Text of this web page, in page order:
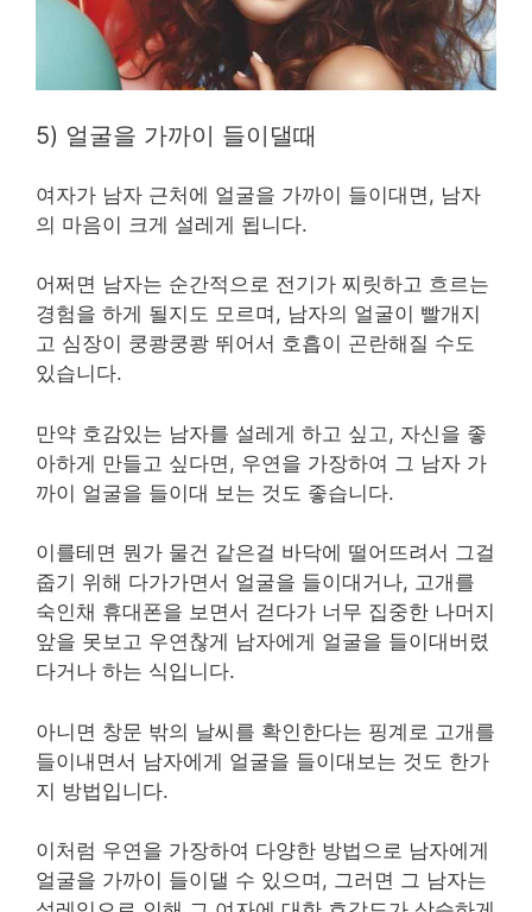
5) 얼굴을 가까이 들이댈때
여자가 남자 근처에 얼굴을 가까이 들이대면, 남자
의 마음이 크게 설레게 됩니다.
어쩌면 남자는 순간적으로 전기가 찌릿하고 흐르는
경험을 하게 될지도 모르며, 남자의 얼굴이 빨개지
고 심장이 쿵쾅쿵쾅 뛰어서 호흡이 곤란해질 수도
있습니다.
만약 호감있는 남자를 설레게 하고 싶고, 자신을 좋
아하게 만들고 싶다면, 우연을 가장하여 그 남자 가
까이 얼굴을 들이대 보는 것도 좋습니다.
이를테면 뭔가 물건 같은걸 바닥에 떨어뜨려서 그걸
줍기 위해 다가가면서 얼굴을 들이대거나, 고개를
숙인채 휴대폰을 보면서 걷다가 너무 집중한 나머지
앞을 못보고 우연찮게 남자에게 얼굴을 들이대버렸
다거나 하는 식입니다.
아니면 창문 밖의 날씨를 확인한다는 핑계로 고개를
들이내면서 남자에게 얼굴을 들이대보는 것도 한가
지 방법입니다.
이처럼 우연을 가장하여 다양한 방법으로 남자에게
얼굴을 가까이 들이댈 수 있으며, 그러면 그 남자는